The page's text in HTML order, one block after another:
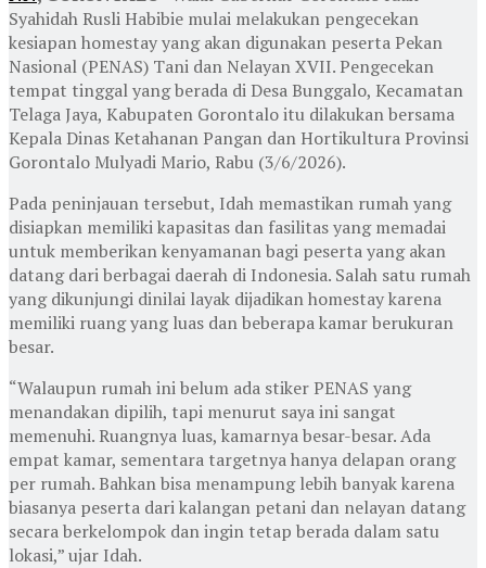
Syahidah Rusli Habibie mulai melakukan pengecekan
kesiapan homestay yang akan digunakan peserta Pekan
Nasional (PENAS) Tani dan Nelayan XVII. Pengecekan
tempat tinggal yang berada di Desa Bunggalo, Kecamatan
Telaga Jaya, Kabupaten Gorontalo itu dilakukan bersama
Kepala Dinas Ketahanan Pangan dan Hortikultura Provinsi
Gorontalo Mulyadi Mario, Rabu (3/6/2026).
Pada peninjauan tersebut, Idah memastikan rumah yang
disiapkan memiliki kapasitas dan fasilitas yang memadai
untuk memberikan kenyamanan bagi peserta yang akan
datang dari berbagai daerah di Indonesia. Salah satu rumah
yang dikunjungi dinilai layak dijadikan homestay karena
memiliki ruang yang luas dan beberapa kamar berukuran
besar.
“Walaupun rumah ini belum ada stiker PENAS yang
menandakan dipilih, tapi menurut saya ini sangat
memenuhi. Ruangnya luas, kamarnya besar-besar. Ada
empat kamar, sementara targetnya hanya delapan orang
per rumah. Bahkan bisa menampung lebih banyak karena
biasanya peserta dari kalangan petani dan nelayan datang
secara berkelompok dan ingin tetap berada dalam satu
lokasi,” ujar Idah.